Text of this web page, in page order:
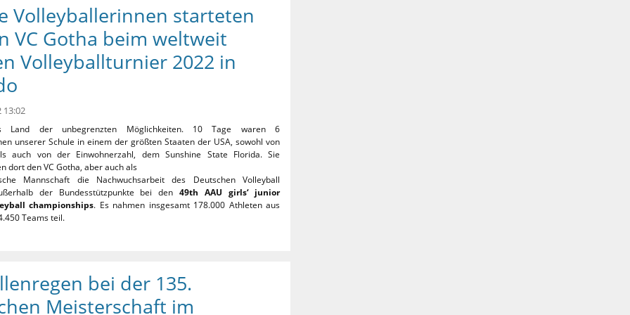
Volleyballerinnen starteten
VC Gotha beim weltweit
Volleyballturnier 2022 in
13:02
Land der unbegrenzten Möglichkeiten. 10 Tage waren 6
unserer Schule in einem der größten Staaten der USA, sowohl von
auch von der Einwohnerzahl, dem Sunshine State Florida. Sie
dort den VC Gotha, aber auch als
Mannschaft die Nachwuchsarbeit des Deutschen Volleyball
der Bundesstützpunkte bei den 49th AAU girls‘ junior
championships. Es nahmen insgesamt 178.000 Athleten aus
Teams teil.
bei der 135.
Meisterschaft im